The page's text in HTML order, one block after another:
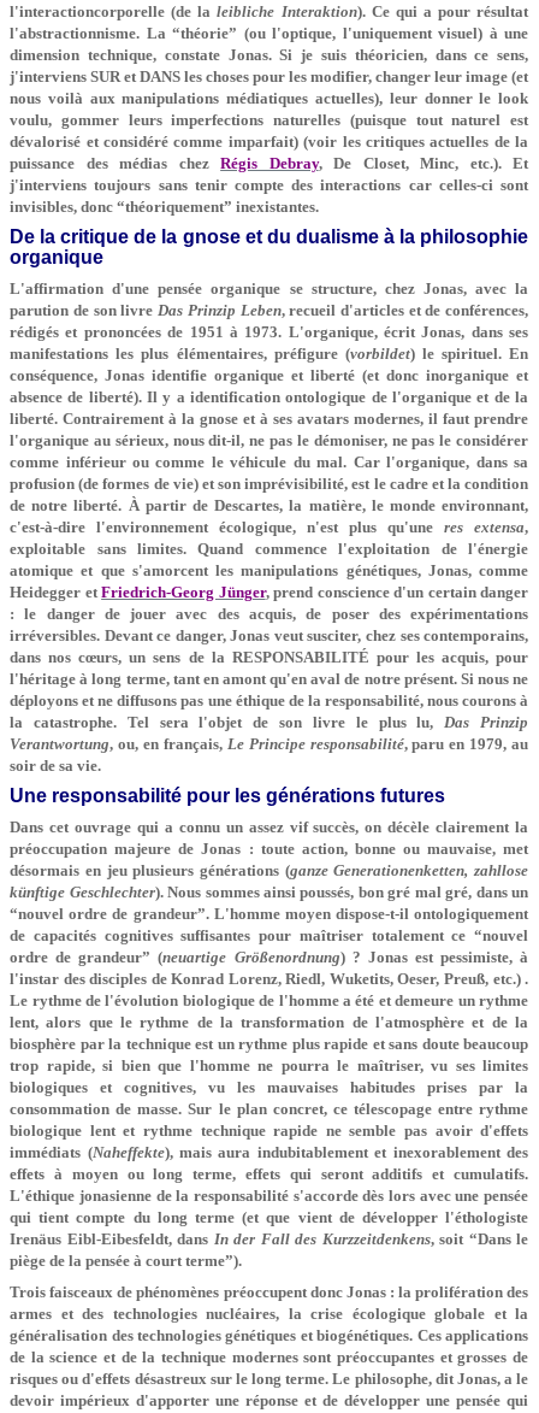
l'interactioncorporelle (de laleibliche Interaktion). Ce qui a pour résultat
l'abstractionnisme. La “théorie” (ou l'optique, l'uniquement visuel) à une
dimension technique, constate Jonas. Si je suis théoricien, dans ce sens,
j'interviens SUR et DANS les choses pour les modifier, changer leur image (et
nous voilà aux manipulations médiatiques actuelles), leur donner le look
voulu, gommer leurs imperfections naturelles (puisque tout naturel est
dévalorisé et considéré comme imparfait) (voir les critiques actuelles de la
puissance des médias chezRégis Debray, De Closet, Minc, etc.). Et
j'interviens toujours sans tenir compte des interactions car celles-ci sont
invisibles, donc “théoriquement” inexistantes.
De la critique de la gnose et du dualisme à la philosophie
organique
L'affirmation d'une pensée organique se structure, chez Jonas, avec la
parution de son livreDas Prinzip Leben, recueil d'articles et de conférences,
rédigés et prononcées de 1951 à 1973. L'organique, écrit Jonas, dans ses
manifestations les plus élémentaires, préfigure (vorbildet) le spirituel. En
conséquence, Jonas identifie organique et liberté (et donc inorganique et
absence de liberté). Il y a identification ontologique de l'organique et de la
liberté. Contrairement à la gnose et à ses avatars modernes, il faut prendre
l'organique au sérieux, nous dit-il, ne pas le démoniser, ne pas le considérer
comme inférieur ou comme le véhicule du mal. Car l'organique, dans sa
profusion (de formes de vie) et son imprévisibilité, est le cadre et la condition
de notre liberté. À partir de Descartes, la matière, le monde environnant,
c'est-à-dire l'environnement écologique, n'est plus qu'uneres extensa,
exploitable sans limites. Quand commence l'exploitation de l'énergie
atomique et que s'amorcent les manipulations génétiques, Jonas, comme
Heidegger etFriedrich-Georg Jünger, prend conscience d'un certain danger
: le danger de jouer avec des acquis, de poser des expérimentations
irréversibles. Devant ce danger, Jonas veut susciter, chez ses contemporains,
dans nos cœurs, un sens de la RESPONSABILITÉ pour les acquis, pour
l'héritage à long terme, tant en amont qu'en aval de notre présent. Si nous ne
déployons et ne diffusons pas une éthique de la responsabilité, nous courons à
la catastrophe. Tel sera l'objet de son livre le plus lu,Das Prinzip
Verantwortung, ou, en français, Le Principe responsabilité, paru en 1979, au
soir de sa vie.
Une responsabilité pour les générations futures
Dans cet ouvrage qui a connu un assez vif succès, on décèle clairement la
préoccupation majeure de Jonas : toute action, bonne ou mauvaise, met
désormais en jeu plusieurs générations (ganze Generationenketten, zahllose
künftige Geschlechter). Nous sommes ainsi poussés, bon gré mal gré, dans un
“nouvel ordre de grandeur”. L'homme moyen dispose-t-il ontologiquement
de capacités cognitives suffisantes pour maîtriser totalement ce “nouvel
ordre de grandeur” (neuartige Größenordnung) ? Jonas est pessimiste, à
l'instar des disciples de Konrad Lorenz, Riedl, Wuketits, Oeser, Preuß, etc.) .
Le rythme de l'évolution biologique de l'homme a été et demeure un rythme
lent, alors que le rythme de la transformation de l'atmosphère et de la
biosphère par la technique est un rythme plus rapide et sans doute beaucoup
trop rapide, si bien que l'homme ne pourra le maîtriser, vu ses limites
biologiques et cognitives, vu les mauvaises habitudes prises par la
consommation de masse. Sur le plan concret, ce télescopage entre rythme
biologique lent et rythme technique rapide ne semble pas avoir d'effets
immédiats (Naheffekte), mais aura indubitablement et inexorablement des
effets à moyen ou long terme, effets qui seront additifs et cumulatifs.
L'éthique jonasienne de la responsabilité s'accorde dès lors avec une pensée
qui tient compte du long terme (et que vient de développer l'éthologiste
Irenäus Eibl-Eibesfeldt, dans In der Fall des Kurzzeitdenkens, soit “Dans le
piège de la pensée à court terme”).
Trois faisceaux de phénomènes préoccupent donc Jonas : la prolifération des
armes et des technologies nucléaires, la crise écologique globale et la
généralisation des technologies génétiques et biogénétiques. Ces applications
de la science et de la technique modernes sont préoccupantes et grosses de
risques ou d'effets désastreux sur le long terme. Le philosophe, dit Jonas, a le
devoir impérieux d'apporter une réponse et de développer une pensée qui